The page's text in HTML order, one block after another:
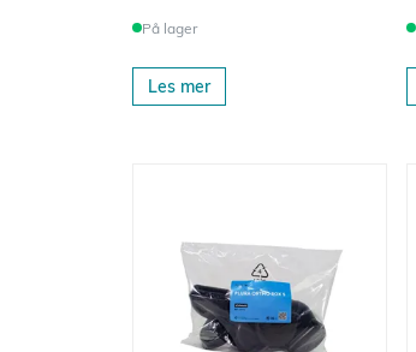
På lager
Les mer